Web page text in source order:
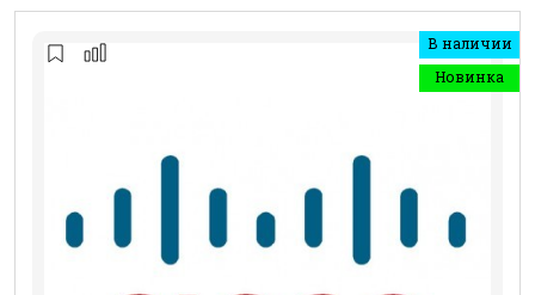
В наличии
Новинка